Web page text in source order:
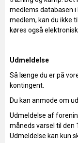
medlems databasen i
medlem, kan du ikke
køres også
Udmeldelse
Så længe du er på
kontingent.
Du kan anmode om
Udmeldelse af
måneds varsel til den
Udmeldelse kan kun